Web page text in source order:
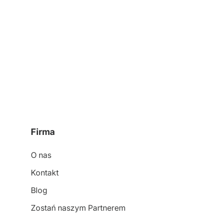
Firma
O nas
Kontakt
Blog
Zostań naszym Partnerem